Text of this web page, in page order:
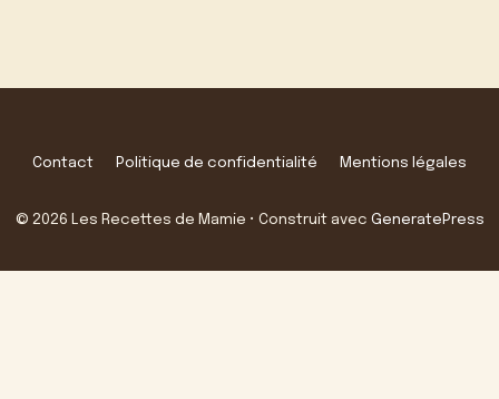
Contact Politique de confidentialité Mentions légales
© 2026 Les Recettes de Mamie • Construit avec GeneratePress